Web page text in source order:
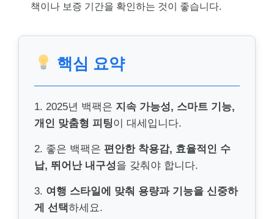
책이나 보증 기간을 확인하는 것이 좋습니다.
핵심 요약
1. 2025년 백팩은 지속 가능성, 스마트 기능,
개인 맞춤형 피팅이 대세입니다.
2. 좋은 백팩은 편안한 착용감, 효율적인 수
납, 뛰어난 내구성을 갖춰야 합니다.
3. 여행 스타일에 맞춰 용량과 기능을 신중하
게 선택하세요.